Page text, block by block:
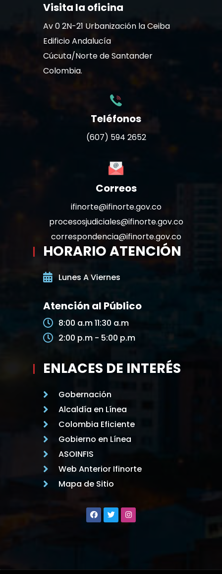
Visita la oficina
Av 0 2N-21 Urbanización la Ceiba
Edificio Andalucía
Cúcuta/Norte de Santander
Colombia.
Teléfonos
(607) 594 2652
Correos
ifinorte@ifinorte.gov.co
procesosjudiciales@ifinorte.gov.co
correspondencia@ifinorte.gov.co
HORARIO ATENCIÓN
Lunes A Viernes
Atención al Público
8:00 a.m 11:30 a.m
2:00 p.m - 5:00 p.m
ENLACES DE INTERÉS
Gobernación
Alcaldía en Línea
Colombia Eficiente
Gobierno en Línea
ASOINFIS
Web Anterior Ifinorte
Mapa de Sitio